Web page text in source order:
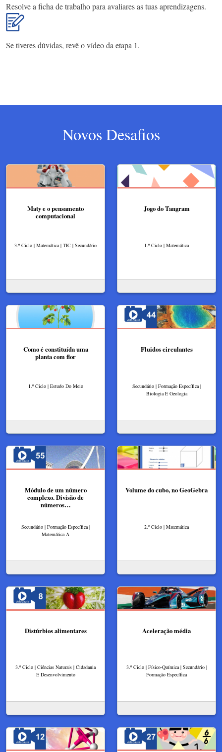
Resolve a ficha de trabalho para avaliares as tuas aprendizagens.
Se tiveres dúvidas, revê o vídeo da etapa 1.
Novos Desafios
Maty e o pensamento
computacional
3.º Ciclo | Matemática | TIC | Secundário
Jogo do Tangram
1.º Ciclo | Matemática
Como é constituída uma
planta com flor
1.º Ciclo | Estudo Do Meio
Fluidos circulantes
Secundário | Formação Específica |
Biologia E Geologia
Módulo de um número
complexo. Divisão de
números…
Secundário | Formação Específica |
Matemática A
Volume do cubo, no GeoGebra
2.º Ciclo | Matemática
Distúrbios alimentares
3.º Ciclo | Ciências Naturais | Cidadania
E Desenvolvimento
Aceleração média
3.º Ciclo | Físico-Química | Secundário |
Formação Específica